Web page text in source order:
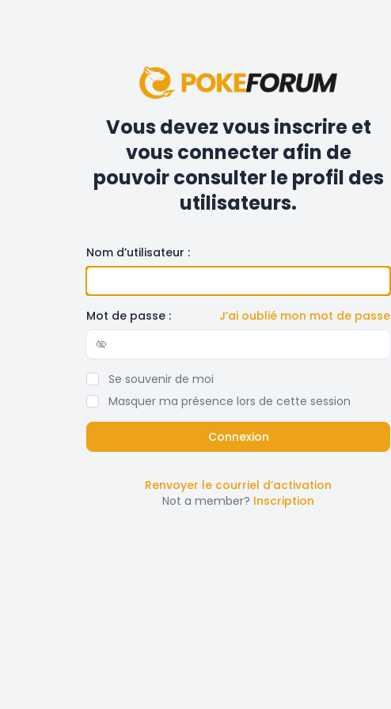
Vous devez vous inscrire et
vous connecter afin de
pouvoir consulter le profil des
utilisateurs.
Nom d’utilisateur :
Mot de passe : J’ai oublié mon mot de passe
Show/hide password
Se souvenir de moi
Masquer ma présence lors de cette session
Renvoyer le courriel d’activation
Not a member? Inscription